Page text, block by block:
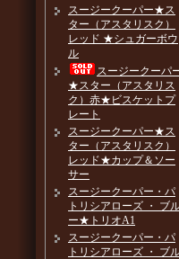
スージークーパー★ス
ター（アスタリスク）
レッド ★シュガーボウ
ル
スージークーパ
★スター（アスタリス
ク）赤★ビスケットプ
レート
スージークーパー★ス
ター（アスタリスク）
レッド★カップ＆ソー
サー
スージークーパー・パ
トリシアローズ ・ ブ
ー★トリオA1
スージークーパー・パ
トリシアローズ ・ ブ